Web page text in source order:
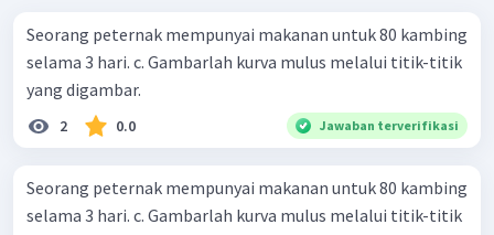
Seorang peternak mempunyai makanan untuk 80 kambing
selama 3 hari. c. Gambarlah kurva mulus melalui titik-titik
yang digambar.
2 0.0 Jawaban terverifikasi
Seorang peternak mempunyai makanan untuk 80 kambing
selama 3 hari. c. Gambarlah kurva mulus melalui titik-titik